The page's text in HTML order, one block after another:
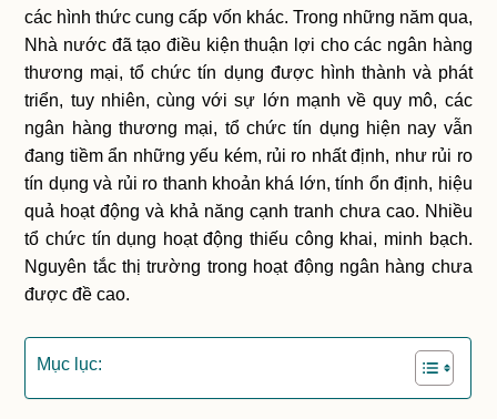
các hình thức cung cấp vốn khác. Trong những năm qua,
Nhà nước đã tạo điều kiện thuận lợi cho các ngân hàng
thương mại, tổ chức tín dụng được hình thành và phát
triển, tuy nhiên, cùng với sự lớn mạnh về quy mô, các
ngân hàng thương mại, tổ chức tín dụng hiện nay vẫn
đang tiềm ẩn những yếu kém, rủi ro nhất định, như rủi ro
tín dụng và rủi ro thanh khoản khá lớn, tính ổn định, hiệu
quả hoạt động và khả năng cạnh tranh chưa cao. Nhiều
tổ chức tín dụng hoạt động thiếu công khai, minh bạch.
Nguyên tắc thị trường trong hoạt động ngân hàng chưa
được đề cao.
Mục lục: